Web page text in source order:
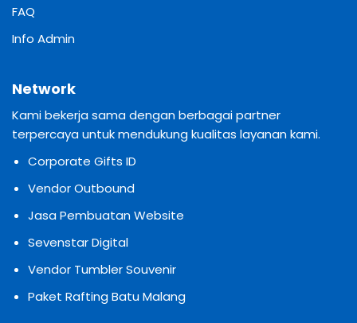
FAQ
Info Admin
Network
Kami bekerja sama dengan berbagai partner
terpercaya untuk mendukung kualitas layanan kami.
Corporate Gifts ID
Vendor Outbound
Jasa Pembuatan Website
Sevenstar Digital
Vendor Tumbler Souvenir
Paket Rafting Batu Malang